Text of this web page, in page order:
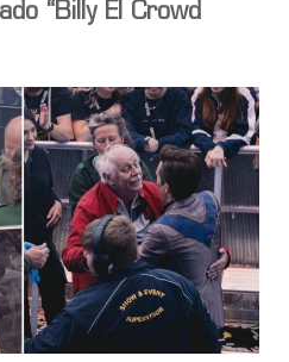
“Billy El Crowd